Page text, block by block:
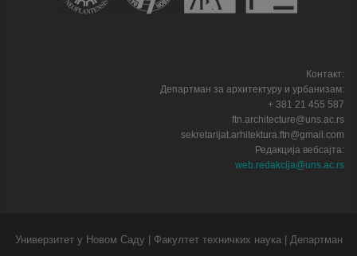
Контакт:
Департман за архитектуру и урбанизам:
+ 381 21 455 587
ftn.architecture@uns.ac.rs
sekretarijat.arhitektura.ftn@gmail.com
Редакција вебсајта:
web.redakcija@uns.ac.rs
Универзитет у Новом Саду | Факултет техничких наука | Департман